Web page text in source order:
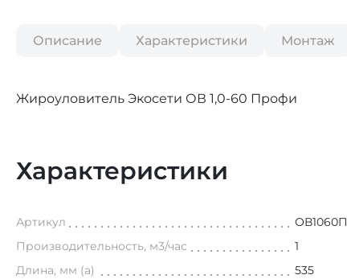
Описание Характеристики Монтаж
Жироуловитель Экосети ОВ 1,0-60 Профи
Характеристики
Артикул
ОВ1060П
Производительность, м3/час
1
Длина, мм (а)
535